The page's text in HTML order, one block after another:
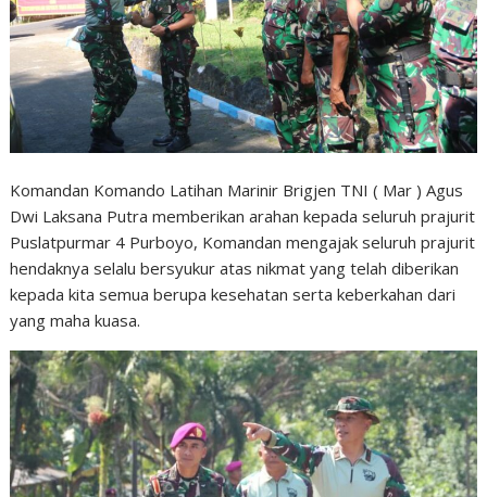
Komandan Komando Latihan Marinir Brigjen TNI ( Mar ) Agus
Dwi Laksana Putra memberikan arahan kepada seluruh prajurit
Puslatpurmar 4 Purboyo, Komandan mengajak seluruh prajurit
hendaknya selalu bersyukur atas nikmat yang telah diberikan
kepada kita semua berupa kesehatan serta keberkahan dari
yang maha kuasa.